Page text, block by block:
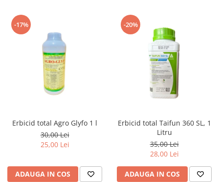
-17%
Erbicid total Agro Glyfo 1 l
30,00 Lei
25,00 Lei
ADAUGA IN COS
-20%
Erbicid total Taifun 360 SL, 1
Litru
35,00 Lei
28,00 Lei
ADAUGA IN COS